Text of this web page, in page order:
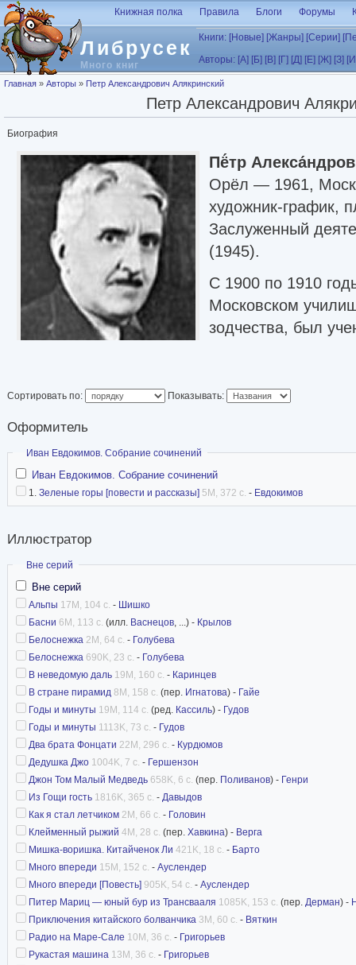
Перейти к основному содержанию
Либрусек
Много книг
Книжная полка Правила Блоги Форумы
Книги: [Новые] [Жанры] [Серии]
Авторы: [А] [Б] [В] [Г] [Д] [Е] [Ж] [З]
Вы здесь
Главная » Авторы » Петр Александрович Алякринский
Петр Александрович
Биография
Пё́тр
Орёл — 1961,
художник-график,
Заслуженный
(1945).
С 1900 по 1910
Московском
зодчества, был
московских
Рязани и Козлове (ныне Мичуринск)
С 1918 по 1922 годы живёт в Ярославле.
школе и Свободных художественных
Художественным отдела ярославского РОСТА.
Нива», «30 дней», «Безбожник».
крупных издательствах (Гослитиздат,
«Аэлиту» Алексея Толстого, стихи Демьяна
Работал в области станковой графики.
Во время Великой Отечественной войны
плакатов-лубков.
Источник Википедия
иллюстрации
Сортировать по: Показывать:
Оформитель
Скрыть
Иван Евдокимов. Собрание сочинений
Иван Евдокимов. Собрание сочинений
1. Зеленые горы [повести и рассказы] 5M, 372 с. - Евдокимов
Иллюстратор
Скрыть
Вне серий
Вне серий
Альпы 17M, 104 с. - Шишко
Басни 6M, 113 с. (илл. Васнецов, ...) - Крылов
Белоснежка 2M, 64 с. - Голубева
Белоснежка 690K, 23 с. - Голубева
В неведомую даль 19M, 160 с. - Каринцев
В стране пирамид 8M, 158 с. (пер. Игнатова) - Гайе
Годы и минуты 19M, 114 с. (ред. Кассиль) - Гудов
Годы и минуты 1113K, 73 с. - Гудов
Два брата Фонцати 22M, 296 с. - Курдюмов
Дедушка Джо 1004K, 7 с. - Гершензон
Джон Том Малый Медведь 658K, 6 с. (пер. Поливанов) - Генри
Из Гощи гость 1816K, 365 с. - Давыдов
Как я стал летчиком 2M, 66 с. - Головин
Клейменный рыжий 4M, 28 с. (пер. Хавкина) - Верга
Мишка-воришка. Китайченок Ли 421K, 18 с. - Барто
Много впереди 15M, 152 с. - Ауслендер
Много впереди [Повесть] 905K, 54 с. - Ауслендер
Питер Мариц — юный бур из Трансвааля 1085K, 153 с. (пер. Дерман) -
Приключения китайского болванчика 3M, 60 с. - Вяткин
Радио на Маре-Сале 10M, 36 с. - Григорьев
Рукастая машина 13M, 36 с. - Григорьев